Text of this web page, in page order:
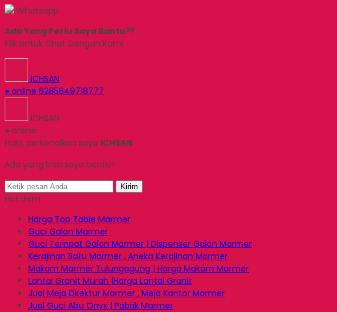
Whatsapp
Ada Yang Perlu Saya Bantu??
Klik Untuk Chat Dengan Kami
ICHSAN
● online 6285649718777
ICHSAN
● online
Halo, perkenalkan saya ICHSAN
Ada yang bisa saya bantu?
Kirim
Hot Item
Harga Top Table Marmer
Guci Galon Marmer
Guci Tempat Galon Marmer | Dispenser Galon Marmer
Kerajinan Batu Marmer , Aneka Kerajinan Marmer
Makam Marmer Tulungagung | Harga Makam Marmer
Lantai Granit Murah |Harga Lantai Granit
Jual Meja Direktur Marmer , Meja Kantor Marmer
Jual Guci Abu Onyx | Pabrik Marmer